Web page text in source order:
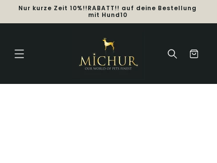
Direkt
zumNur kurze Zeit 10%!!RABATT!! auf deine Bestellung
mit Hund10
Warenkorb